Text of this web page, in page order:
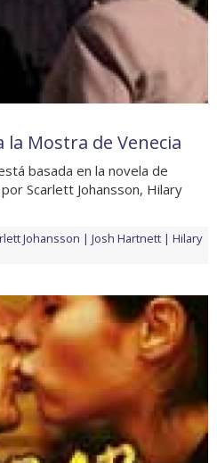
la Mostra de Venecia
basada en la novela de
Scarlett Johansson, Hilary
Johansson Josh Hartnett
Hilary